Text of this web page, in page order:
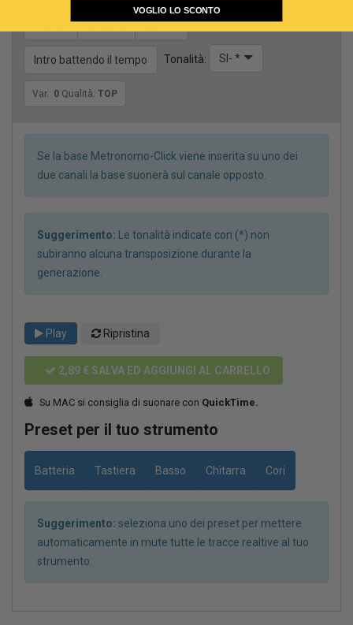
Sinistra Destra
Intro battendo il tempo Tonalità: SI- *
Var.: 0 Qualità: TOP
Se la base Metronomo-Click viene inserita su uno dei
due canali la base suonerà sul canale opposto.
Suggerimento: Le tonalità indicate con (*) non
subiranno alcuna transposizione durante la
generazione.
Play Ripristina
2,89 € SALVA ED AGGIUNGI AL CARRELLO
Su MAC si consiglia di suonare con QuickTime.
Preset per il tuo strumento
Batteria Tastiera Basso Chitarra Cori
Suggerimento: seleziona uno dei preset per mettere
automaticamente in mute tutte le tracce realtive al tuo
strumento.
VOGLIO LO SCONTO